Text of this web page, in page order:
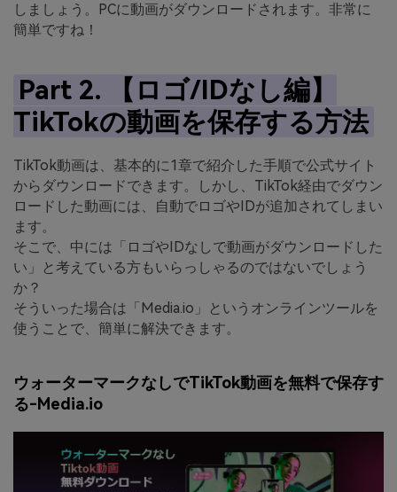
しましょう。PCに動画がダウンロードされます。非常に
簡単ですね！
Part 2. 【ロゴ/IDなし編】
TikTokの動画を保存する方法
TikTok動画は、基本的に1章で紹介した手順で公式サイト
からダウンロードできます。しかし、TikTok経由でダウン
ロードした動画には、自動でロゴやIDが追加されてしまい
ます。
そこで、中には「ロゴやIDなしで動画がダウンロードした
い」と考えている方もいらっしゃるのではないでしょう
か？
そういった場合は「Media.io」というオンラインツールを
使うことで、簡単に解決できます。
ウォーターマークなしでTikTok動画を無料で保存す
る-Media.io